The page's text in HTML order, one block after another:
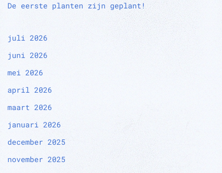
De eerste planten zijn geplant!
juli 2026
juni 2026
mei 2026
april 2026
maart 2026
januari 2026
december 2025
november 2025